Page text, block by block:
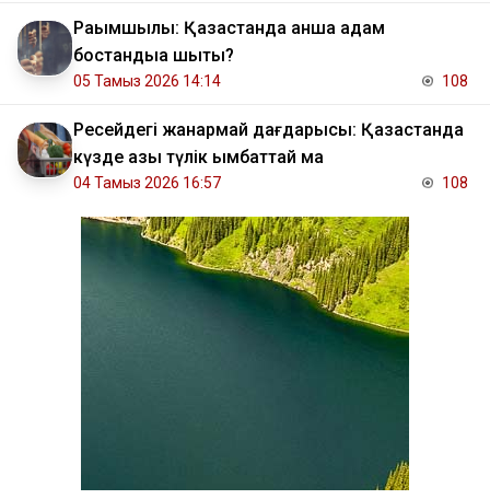
Рақымшылық: Қазақстанда қанша адам
бостандыққа шықты?
05 Тамыз 2026 14:14 108
Ресейдегі жанармай дағдарысы: Қазақстанда
күзде азық түлік қымбаттай ма
04 Тамыз 2026 16:57 108